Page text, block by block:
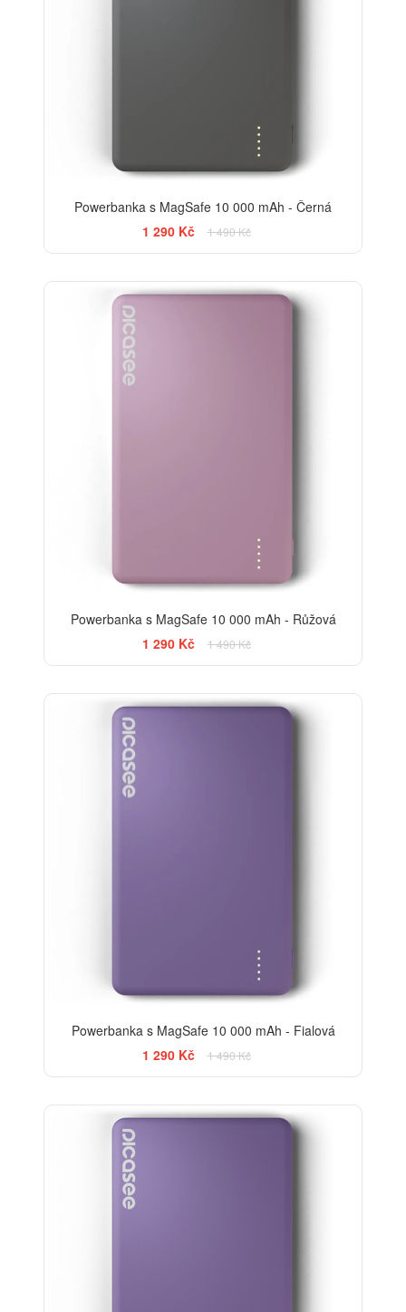
Powerbanka s MagSafe 10 000 mAh - Černá
1 290 Kč
1 490 Kč
Powerbanka s MagSafe 10 000 mAh - Růžová
1 290 Kč
1 490 Kč
Powerbanka s MagSafe 10 000 mAh - Fialová
1 290 Kč
1 490 Kč